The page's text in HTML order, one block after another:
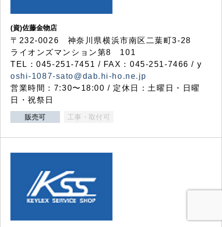
(資)佐藤金物店
〒232-0026 神奈川県横浜市南区二葉町3-28
ライオンズマンション第8 101
TEL：045-251-7451 / FAX：045-251-7466 / y
oshi-1087-sato@dab.hi-ho.ne.jp
営業時間：7:30〜18:00 / 定休日：土曜日・日曜
日・祝祭日
販売可 工事・取付可